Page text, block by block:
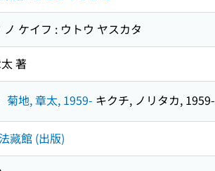
ノ ケイフ : ウトウ ヤスカタ
著
菊地, 章太, 1959- キクチ, ノリタカ, 1959-
藏館 (出版)